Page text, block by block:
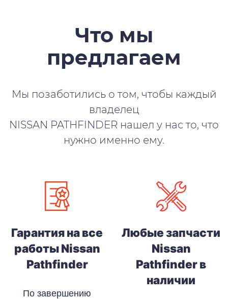
Что мы
предлагаем
Мы позаботились о том, чтобы каждый
владелец
NISSAN PATHFINDER нашел у нас то, что
нужно именно ему.
Гарантия на все
работы Nissan
Pathfinder
По завершению
Любые запчасти
Nissan
Pathfinder в
наличии